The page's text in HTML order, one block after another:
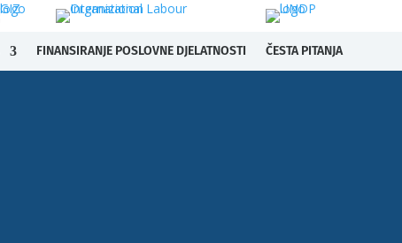
FINANSIRANJE POSLOVNE DJELATNOSTI ČESTA PITANJA